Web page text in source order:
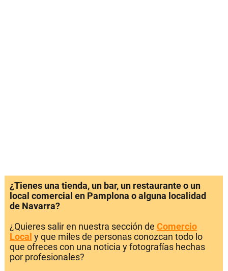
¿Tienes una tienda, un bar, un restaurante o un
local comercial en Pamplona o alguna localidad
de Navarra?
¿Quieres salir en nuestra sección de Comercio
Local y que miles de personas conozcan todo lo
que ofreces con una noticia y fotografías hechas
por profesionales?